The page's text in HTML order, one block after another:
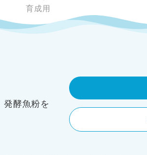
発酵魚粉を